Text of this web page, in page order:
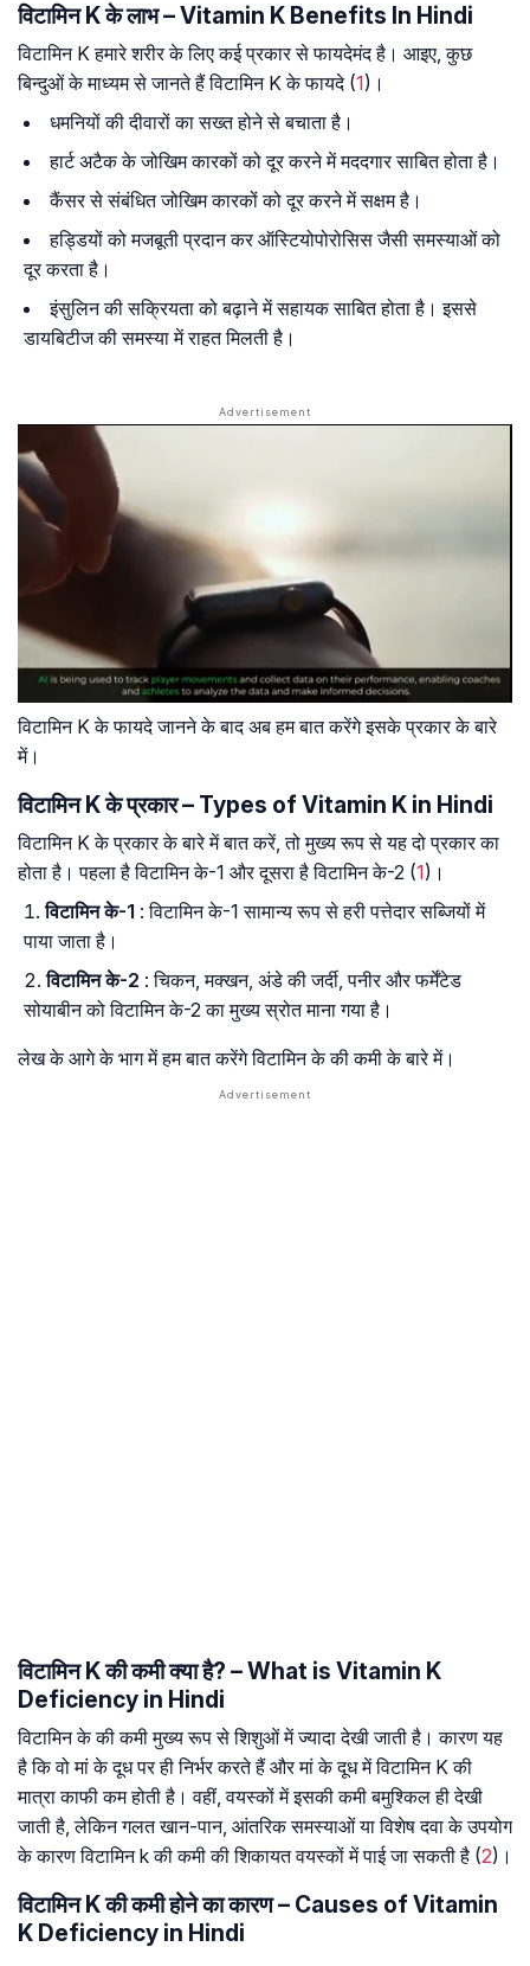
विटामिन K के लाभ – Vitamin K Benefits In Hindi
विटामिन K हमारे शरीर के लिए कई प्रकार से फायदेमंद है। आइए, कुछ
बिन्दुओं के माध्यम से जानते हैं विटामिन K के फायदे (1)।
धमनियों की दीवारों का सख्त होने से बचाता है।
हार्ट अटैक के जोखिम कारकों को दूर करने में मददगार साबित होता है।
कैंसर से संबंधित जोखिम कारकों को दूर करने में सक्षम है।
हड्डियों को मजबूती प्रदान कर ऑस्टियोपोरोसिस जैसी समस्याओं को
दूर करता है।
इंसुलिन की सक्रियता को बढ़ाने में सहायक साबित होता है। इससे
डायबिटीज की समस्या में राहत मिलती है।
विटामिन K के फायदे जानने के बाद अब हम बात करेंगे इसके प्रकार के बारे
में।
विटामिन K के प्रकार – Types of Vitamin K in Hindi
विटामिन K के प्रकार के बारे में बात करें, तो मुख्य रूप से यह दो प्रकार का
होता है। पहला है विटामिन के-1 और दूसरा है विटामिन के-2 (1)।
विटामिन के-1 : विटामिन के-1 सामान्य रूप से हरी पत्तेदार सब्जियों में
पाया जाता है।
विटामिन के-2 : चिकन, मक्खन, अंडे की जर्दी, पनीर और फर्मेंटेड
सोयाबीन को विटामिन के-2 का मुख्य स्रोत माना गया है।
लेख के आगे के भाग में हम बात करेंगे विटामिन के की कमी के बारे में।
विटामिन K की कमी क्या है? – What is Vitamin K
Deficiency in Hindi
विटामिन के की कमी मुख्य रूप से शिशुओं में ज्यादा देखी जाती है। कारण यह
है कि वो मां के दूध पर ही निर्भर करते हैं और मां के दूध में विटामिन K की
मात्रा काफी कम होती है। वहीं, वयस्कों में इसकी कमी बमुश्किल ही देखी
जाती है, लेकिन गलत खान-पान, आंतरिक समस्याओं या विशेष दवा के उपयोग
के कारण विटामिन k की कमी की शिकायत वयस्कों में पाई जा सकती है (2)।
विटामिन K की कमी होने का कारण – Causes of Vitamin
K Deficiency in Hindi